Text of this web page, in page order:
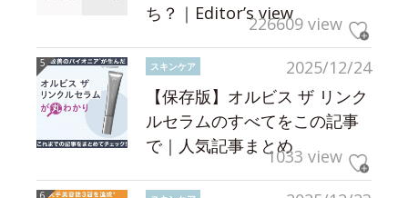
ち？｜Editor’s view226609 view
2025/12/24
スキンケア
【保存版】オルビス ザ リンク
ルセラムのすべてをこの記事
で｜人気記事まとめ1033 view